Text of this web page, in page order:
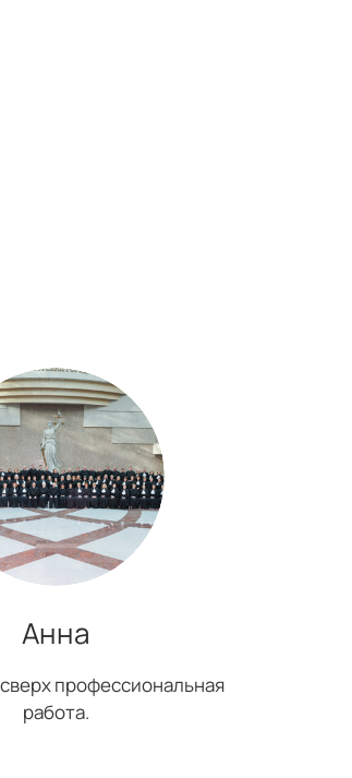
Анна
профессиональная
работа.